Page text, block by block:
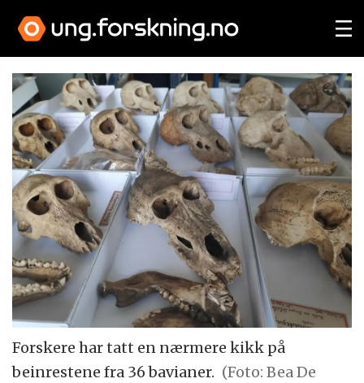
Forskere har tatt en nærmere kikk på
beinrestene fra 36 bavianer. (Foto: Bea De